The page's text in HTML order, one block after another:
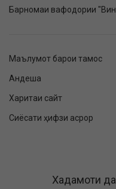
Барномаи вафодории
Маълумот барои тамос
Андеша
Харитаи сайт
Сиёсати ҳифзи асрор
Хадамоти